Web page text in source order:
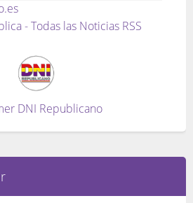
- Todas las Noticias RSS
DNI Republicano